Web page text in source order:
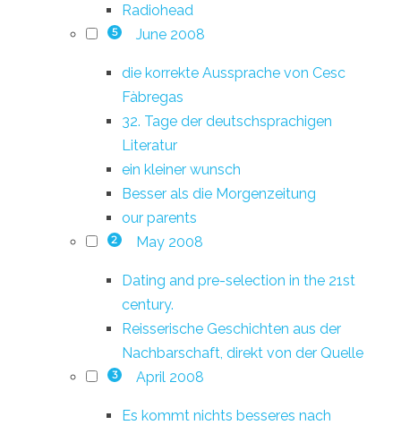
Radiohead
5 June 2008
die korrekte Aussprache von Cesc
Fàbregas
32. Tage der deutschsprachigen
Literatur
ein kleiner wunsch
Besser als die Morgenzeitung
our parents
2 May 2008
Dating and pre-selection in the 21st
century.
Reisserische Geschichten aus der
Nachbarschaft, direkt von der Quelle
3 April 2008
Es kommt nichts besseres nach